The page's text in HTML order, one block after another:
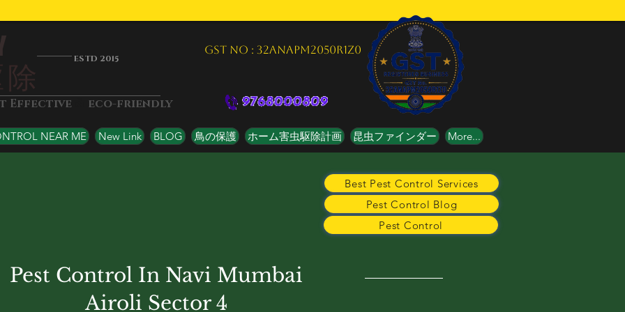
ESTD 2015
Effective eco-friendly
GST NO : 32ANAPM2050R1Z0
NEAR ME New Link BLOG 鳥の保護 ホーム害虫駆除計画 昆虫ファインダー More...
Best Pest Control Services
Pest Control Blog
Pest Control
Pest Control In Navi Mumbai
Airoli Sector 4